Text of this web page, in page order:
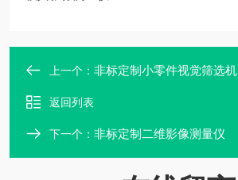
上一个： 非标定制小零件视觉筛选机
返回列表
下一个： 非标定制二维影像测量仪